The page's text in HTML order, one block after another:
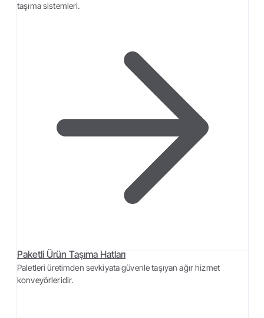
taşıma sistemleri.
Paketli Ürün Taşıma Hatları
Paletleri üretimden sevkiyata güvenle taşıyan ağır hizmet
konveyörleridir.